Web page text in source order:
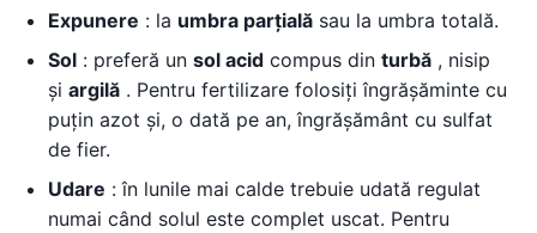
Expunere : la umbra parțială sau la umbra totală.
Sol : preferă un sol acid compus din turbă , nisip
și argilă . Pentru fertilizare folosiți îngrășăminte cu
puțin azot și, o dată pe an, îngrășământ cu sulfat
de fier.
Udare : în lunile mai calde trebuie udată regulat
numai când solul este complet uscat. Pentru